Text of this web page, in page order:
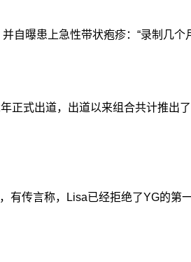
患上急性带状疱疹：“录制几个
出道，出道以来组合共计推出了
传言称，Lisa已经拒绝了YG的第